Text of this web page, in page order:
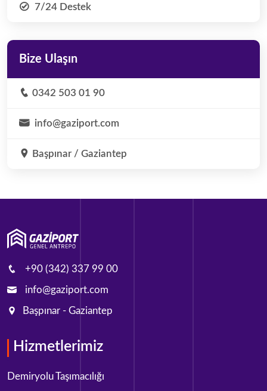
7/24 Destek
Bize Ulaşın
0342 503 01 90
info@gaziport.com
Başpınar / Gaziantep
+90 (342) 337 99 00
info@gaziport.com
Başpınar - Gaziantep
Hizmetlerimiz
Demiryolu Taşımacılığı